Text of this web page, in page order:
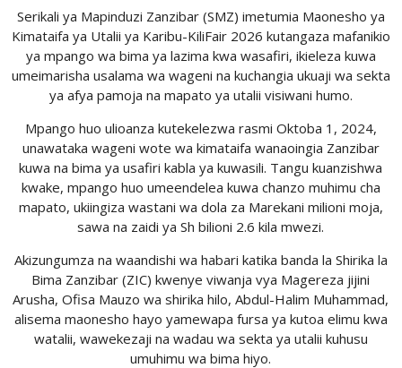
Serikali ya Mapinduzi Zanzibar (SMZ) imetumia Maonesho ya
Kimataifa ya Utalii ya Karibu-KiliFair 2026 kutangaza mafanikio
ya mpango wa bima ya lazima kwa wasafiri, ikieleza kuwa
umeimarisha usalama wa wageni na kuchangia ukuaji wa sekta
ya afya pamoja na mapato ya utalii visiwani humo.
Mpango huo ulioanza kutekelezwa rasmi Oktoba 1, 2024,
unawataka wageni wote wa kimataifa wanaoingia Zanzibar
kuwa na bima ya usafiri kabla ya kuwasili. Tangu kuanzishwa
kwake, mpango huo umeendelea kuwa chanzo muhimu cha
mapato, ukiingiza wastani wa dola za Marekani milioni moja,
sawa na zaidi ya Sh bilioni 2.6 kila mwezi.
Akizungumza na waandishi wa habari katika banda la Shirika la
Bima Zanzibar (ZIC) kwenye viwanja vya Magereza jijini
Arusha, Ofisa Mauzo wa shirika hilo, Abdul-Halim Muhammad,
alisema maonesho hayo yamewapa fursa ya kutoa elimu kwa
watalii, wawekezaji na wadau wa sekta ya utalii kuhusu
umuhimu wa bima hiyo.